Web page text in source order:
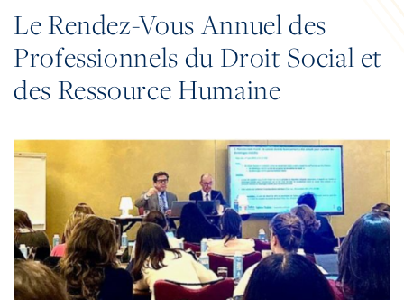
Le Rendez-Vous Annuel des
Professionnels du Droit Social et
des Ressource Humaine